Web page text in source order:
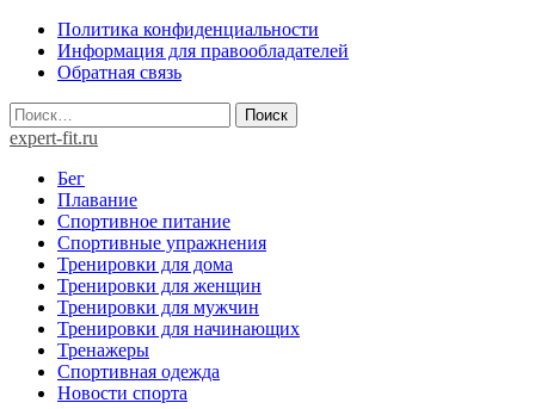
Skip
content
Политика конфиденциальности
Информация для правообладателей
Обратная связь
Найти:
expert-fit.ru
Бег
Плавание
Спортивное питание
Спортивные упражнения
Тренировки для дома
Тренировки для женщин
Тренировки для мужчин
Тренировки для начинающих
Тренажеры
Спортивная одежда
Новости спорта